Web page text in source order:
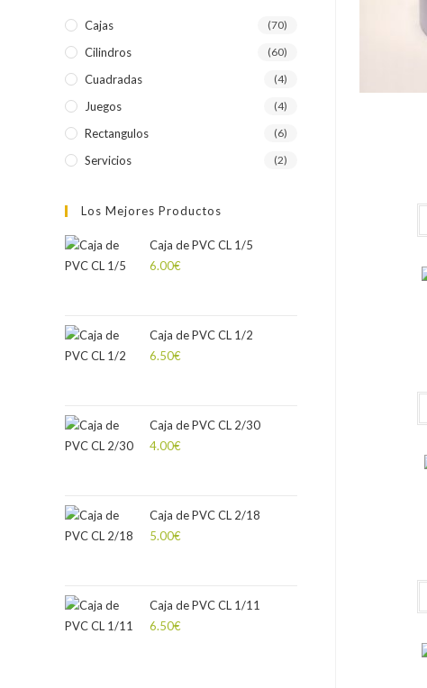
Cajas (70)
Cilindros (60)
Cuadradas (4)
Juegos (4)
Rectangulos (6)
Servicios (2)
Los Mejores Productos
Caja de PVC CL 1/5
6.00€
Caja de PVC CL 1/2
6.50€
Caja de PVC CL 2/30
4.00€
Caja de PVC CL 2/18
5.00€
Caja de PVC CL 1/11
6.50€